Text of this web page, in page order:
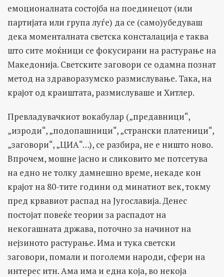
емоционалната состојба на поединецот (или
партијата или група луѓе) да се (само)убедуваш
дека моменталната светска консталација е таква
што сите моќници се фокусирани на растурање на
Македонија. Светските заговори се одамна познат
метод на здраворазумско размислување. Така, на
крајот од краиштата, размислуваше и Хитлер.
Превладувачкиот вокабулар („предавници“,
„изроди“, „подопашници“, „странски платеници“,
„заговори“, „ЦИА“…), се разбира, не е ништо ново.
Впрочем, мошне јасно и сликовито ме потсетува
на едно не толку дамнешно време, некаде кон
крајот на 80-тите години од минатиот век, токму
пред крвавиот распад на Југославија. Денес
постојат повеќе теории за распадот на
некогашната држава, поточно за начинот на
нејзиното растурање. Има и тука светски
заговори, помали и поголеми народи, сфери на
интерес итн. Ама има и една која, во некоја